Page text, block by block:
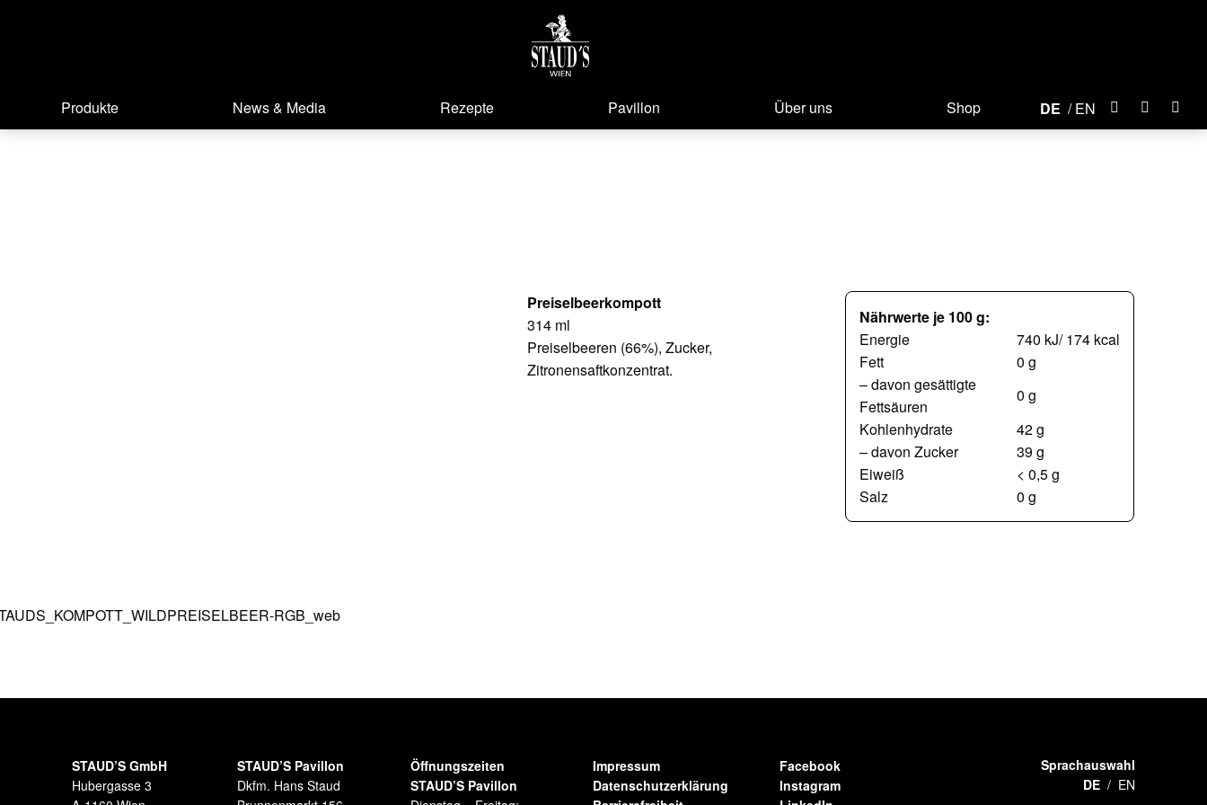
Produkte News & Media Rezepte Pavillon Über uns Shop DE EN
Preiselbeerkompott
314 ml
Preiselbeeren (66%), Zucker,
Zitronensaftkonzentrat.
Nährwerte je 100 g:
Energie
740 kJ/ 174 kcal
Fett
0 g
– davon gesättigte
Fettsäuren
0 g
Kohlenhydrate
42 g
– davon Zucker
39 g
Eiweiß
< 0,5 g
Salz
0 g
STAUD’S GmbH
Hubergasse 3
STAUD’S Pavillon
Dkfm. Hans Staud
Öffnungszeiten
STAUD’S Pavillon
Impressum
Datenschutzerklärung
Facebook
Instagram
Sprachauswahl
DE
EN